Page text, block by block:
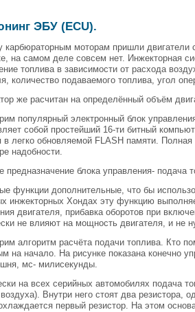
ЭБУ (ECU).
карбюраторным моторам пришли
на самом деле совсем нет. Инжекторная
топлива в зависимости от расхода
количество подаваемого топлива, угол
же расчитан на определённый объём
популярный электронный блок
собой простейший 16-ти битный
в легко обновляемой FLASH памяти.
надобности.
предназначение блока управления- подача
функции дополнительные, что бы
инжекторных Хондах эту функцию
двигателя, прибавка оборотов при
не влияют на мощность двигателя, и не
алгоритм расчёта подачи топлива. Кто
на начало. На рисунке показана конечно
мс- милисекунды.
на всех серийных автомобилях подача
Внутри него стоят два резистора,
первый резистор. На этом